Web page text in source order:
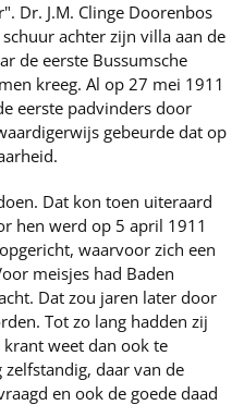
Dr. J.M. Clinge Doorenbos
achter zijn villa aan de
de eerste Bussumsche
kreeg. Al op 27 mei 1911
eerste padvinders door
gebeurde dat op
Dat kon toen uiteraard
hen werd op 5 april 1911
waarvoor zich een
meisjes had Baden
Dat zou jaren later door
Tot zo lang hadden zij
weet dan ook te
daar van de
en ook de goede daad